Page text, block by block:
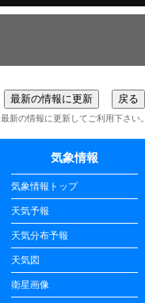
最新の情報に更新してご利用下さい。
気象情報
気象情報トップ
天気予報
天気分布予報
天気図
衛星画像